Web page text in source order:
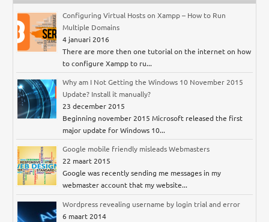
Configuring Virtual Hosts on Xampp – How to Run
Multiple Domains
4 januari 2016
There are more then one tutorial on the internet on how
to configure Xampp to ru...
Why am I Not Getting the Windows 10 November 2015
Update? Install it manually?
23 december 2015
Beginning november 2015 Microsoft released the first
major update for Windows 10...
Google mobile friendly misleads Webmasters
22 maart 2015
Google was recently sending me messages in my
webmaster account that my website...
Wordpress revealing username by login trial and error
6 maart 2014